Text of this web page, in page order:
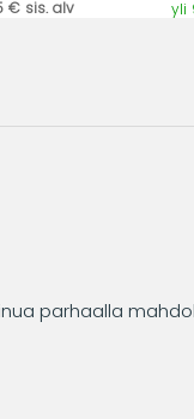
€ sis. alv yli
parhaalla